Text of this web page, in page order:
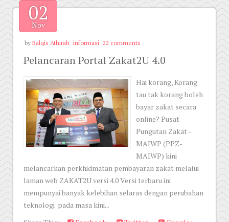
02
Nov
by Balqis Athirah informasi 22 comments
Pelancaran Portal Zakat2U 4.0
Hai korang, Korang
tau tak korang boleh
bayar zakat secara
online? Pusat
Pungutan Zakat -
MAIWP (PPZ-
MAIWP) kini
melancarkan perkhidmatan pembayaran zakat melalui
laman web ZAKAT2U versi 4.0 Versi terbaru ini
mempunyai banyak kelebihan selaras dengan perubahan
teknologi pada masa kini...